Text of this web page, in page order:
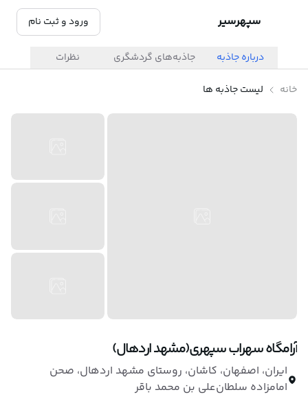
سپهرسیر ورود و ثبت نام
درباره جاذبه جاذبه‌های گردشگری نظرات
خانه لیست جاذبه ها
آرامگاه سهراب سپهری(مشهد اردهال)
ایران، اصفهان، کاشان، روستای مشهد اردهال، صحن
امامزاده سلطان‌علی‌ بن محمد باقر